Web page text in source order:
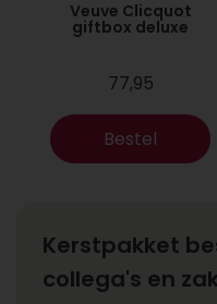
Veuve Clicquot
giftbox deluxe
77,95
Bestel
Kerstpakket
collega's en